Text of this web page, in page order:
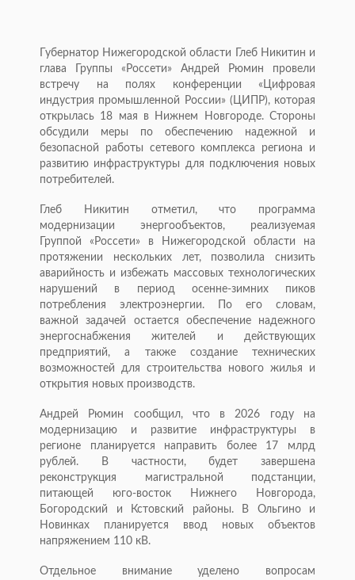
Губернатор Нижегородской области Глеб Никитин и
глава Группы «Россети» Андрей Рюмин провели
встречу на полях конференции «Цифровая
индустрия промышленной России» (ЦИПР), которая
открылась 18 мая в Нижнем Новгороде. Стороны
обсудили меры по обеспечению надежной и
безопасной работы сетевого комплекса региона и
развитию инфраструктуры для подключения новых
потребителей.
Глеб Никитин отметил, что программа
модернизации энергообъектов, реализуемая
Группой «Россети» в Нижегородской области на
протяжении нескольких лет, позволила снизить
аварийность и избежать массовых технологических
нарушений в период осенне-зимних пиков
потребления электроэнергии. По его словам,
важной задачей остается обеспечение надежного
энергоснабжения жителей и действующих
предприятий, а также создание технических
возможностей для строительства нового жилья и
открытия новых производств.
Андрей Рюмин сообщил, что в 2026 году на
модернизацию и развитие инфраструктуры в
регионе планируется направить более 17 млрд
рублей. В частности, будет завершена
реконструкция магистральной подстанции,
питающей юго-восток Нижнего Новгорода,
Богородский и Кстовский районы. В Ольгино и
Новинках планируется ввод новых объектов
напряжением 110 кВ.
Отдельное внимание уделено вопросам